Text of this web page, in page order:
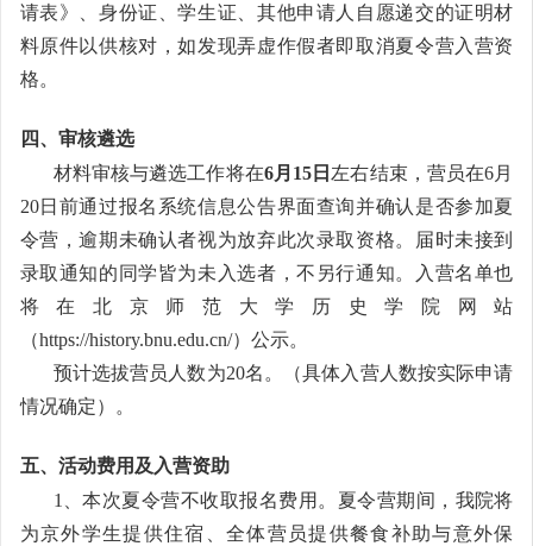
请表》、身份证、学生证、其他申请人自愿递交的证明材
料原件以供核对，如发现弄虚作假者即取消夏令营入营资
格。
四、审核遴选
材料审核与遴选工作将在6月15日 左右结束，营员在6月
20日前通过报名系统信息公告界面查询并确认是否参加夏
令营，逾期未确认者视为放弃此次录取资格。届时未接到
录取通知的同学皆为未入选者，不另行通知。入营名单也
将在北京师范大学历史学院网站
（https://history.bnu.edu.cn/）公示。
预计选拔营员人数为20名。（具体入营人数按实际申请
情况确定）。
五、活动费用及入营资助
1
、本次夏令营不收取报名费用。夏令营期间，我院将
为京外学生提供住宿、全体营员提供餐食补助与意外保